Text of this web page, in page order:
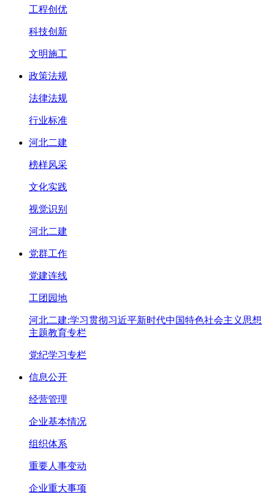
工程创优
科技创新
文明施工
政策法规
法律法规
行业标准
河北二建
榜样风采
文化实践
视觉识别
河北二建
党群工作
党建连线
工团园地
河北二建:学习贯彻习近平新时代中国特色社会主义思想
主题教育专栏
党纪学习专栏
信息公开
经营管理
企业基本情况
组织体系
重要人事变动
企业重大事项